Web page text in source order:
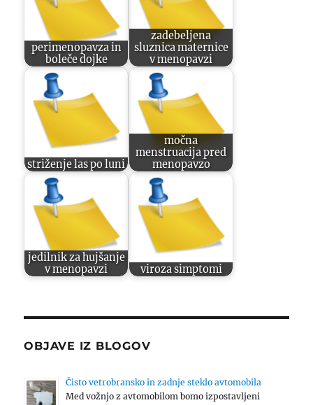
perimenopavza in
boleče dojke
zadebeljena
sluznica maternice
v menopavzi
striženje las po luni
močna
menstruacija pred
menopavzo
jedilnik za hujšanje
v menopavzi
viroza simptomi
OBJAVE IZ BLOGOV
Čisto vetrobransko in zadnje steklo avtomobila
Med vožnjo z avtomobilom bomo izpostavljeni